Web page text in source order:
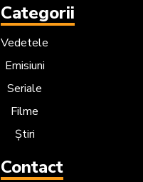
Categorii
Vedetele
Emisiuni
Seriale
Filme
Știri
Contact